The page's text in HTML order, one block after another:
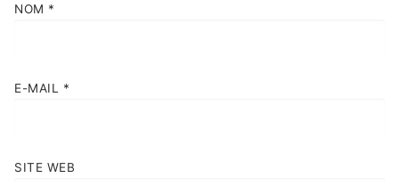
NOM *
E-MAIL *
SITE WEB